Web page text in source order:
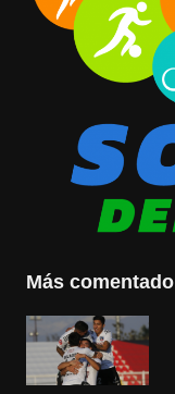
Más comentado